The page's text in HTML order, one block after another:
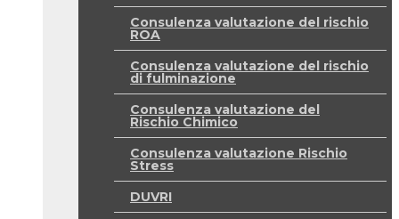
Consulenza valutazione del rischio
ROA
Consulenza valutazione del rischio
di fulminazione
Consulenza valutazione del
Rischio Chimico
Consulenza valutazione Rischio
Stress
DUVRI